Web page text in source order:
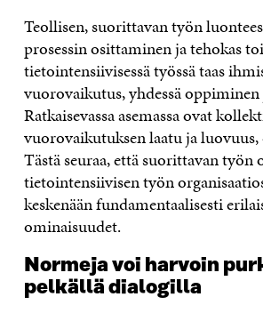
Teollisen, suorittavan työn
prosessin osittaminen ja tehokas
tietointensiivisessätyössätaas
vuorovaikutus, yhdessä
Ratkaisevassa asemassa ovat
vuorovaikutuksen laatu ja luovuus,
Tästäseuraa, ettäsuorittavan työn
tietointensiivisen työn
keskenään fundamentaalisesti
ominaisuudet.
Normeja voi harvoin
pelkällä dialogilla